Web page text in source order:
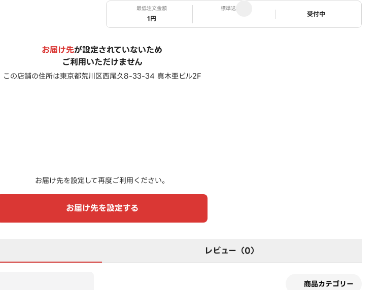
最低注文金額
1円
標準送料
ステータス
受付中
お届け先が設定されていないため
ご利用いただけません
この店舗の住所は東京都荒川区西尾久8-33-34 真木亜ビル2F
お届け先を設定して再度ご利用ください。
お届け先を設定する
レビュー（0）
商品カテゴリー